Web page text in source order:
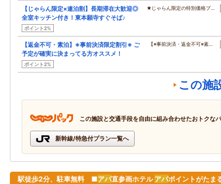
【じゃらん限定×連泊割】長期滞在大歓迎◎
全室キッチン付き！東本願寺すぐそば♪
ポイント2%
★じゃらん限定の特別価格プ…
【返金不可・素泊】※事前決済限定割引※ ご
予定が確実に決まってる方オススメ！
ポイント2%
【※事前決済・返金不可※素…
この施
この施設と交通手段を自由に組み合わせたおトクな
新幹線/特急付プラン一覧へ
駅徒歩2分、駐車無料 ■アパ直参画ホテルアパポイントがたま